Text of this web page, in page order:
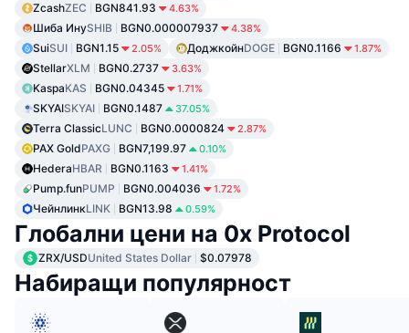
ZcashZEC BGN841.93 4.63%
Шиба ИнуSHIB BGN0.000007937 4.38%
SuiSUI BGN1.15 2.05% ДоджкойнDOGE BGN0.1166 1.87%
StellarXLM BGN0.2737 3.63%
KaspaKAS BGN0.04345 1.71%
SKYAISKYAI BGN0.1487 37.05%
Terra ClassicLUNC BGN0.0000824 2.87%
PAX GoldPAXG BGN7,199.97 0.10%
HederaHBAR BGN0.1163 1.41%
Pump.funPUMP BGN0.004036 1.72%
ЧейнлинкLINK BGN13.98 0.59%
Глобални цени на 0x Protocol
ZRX/USDUnited States Dollar $0.07978
Набиращи популярност